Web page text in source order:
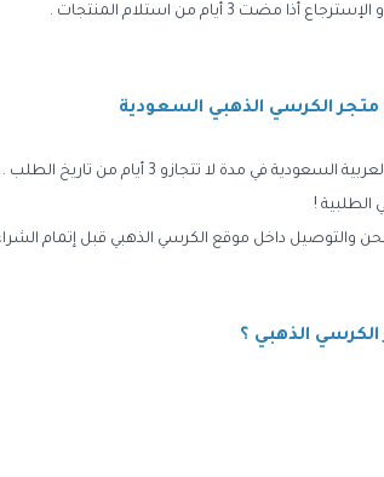
3 أيام من استلام المنتجات .
الكرسي الذهبي السعودية
في مدة لا تتجازو 3 أيام من تاريخ الطلب .
!
والتوصيل داخل موقع الكرسي الذهبي قبل إتمام
الذهبي ؟